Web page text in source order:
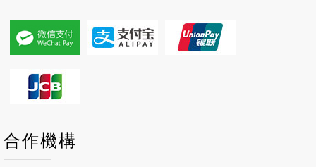
合作機構
r
e
r
e
N
e
x
N
e
x